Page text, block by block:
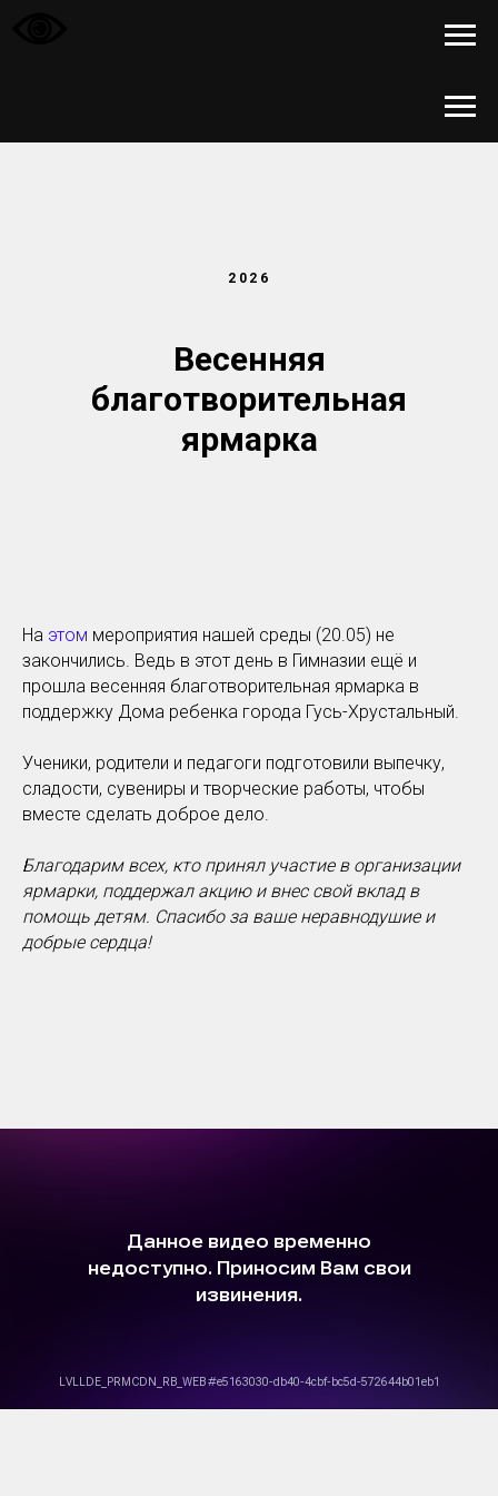
2026
Весенняя
благотворительная
ярмарка
На этом мероприятия нашей среды (20.05) не
закончились. Ведь в этот день в Гимназии ещё и
прошла весенняя благотворительная ярмарка в
поддержку Дома ребенка города Гусь-Хрустальный.
Ученики, родители и педагоги подготовили выпечку,
сладости, сувениры и творческие работы, чтобы
вместе сделать доброе дело.
Благодарим всех, кто принял участие в организации
ярмарки, поддержал акцию и внес свой вклад в
помощь детям. Спасибо за ваше неравнодушие и
добрые сердца!